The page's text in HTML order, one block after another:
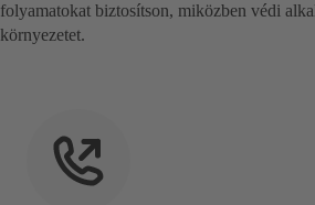
folyamatokat biztosítson, miközben védi
környezetet.